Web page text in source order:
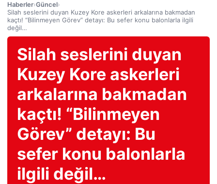
Haberler›Güncel›
Silah seslerini duyan Kuzey Kore askerleri arkalarına bakmadan
kaçtı! “Bilinmeyen Görev” detayı: Bu sefer konu balonlarla ilgili
değil…
Silah seslerini duyan
Kuzey Kore askerleri
arkalarına bakmadan
kaçtı! “Bilinmeyen
Görev” detayı: Bu
sefer konu balonlarla
ilgili değil…